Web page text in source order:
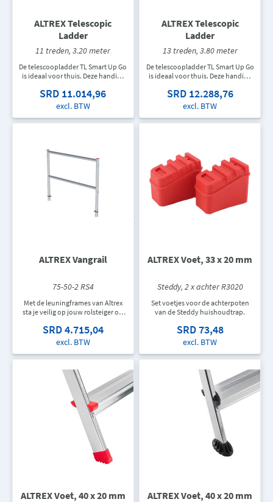
ALTREX Telescopic
Ladder
11 treden, 3.20 meter
De telescoopladder TL Smart Up Go
is ideaal voor thuis. Deze handige
variabel in te stellen werkhoogte.
Op de TL Smart Up Go sta je prettig
door het comfortabele stavlak met
een sportdiepte van 40 mm. De TL
SRD 11.014,96
excl. BTW
ALTREX Telescopic
Ladder
13 treden, 3.80 meter
De telescoopladder TL Smart Up Go
is ideaal voor thuis. Deze handige
variabel in te stellen werkhoogte.
Op de TL Smart Up Go sta je prettig
door het comfortabele stavlak met
een sportdiepte van 40 mm. De TL
SRD 12.288,76
excl. BTW
ALTREX Vangrail
75-50-2 RS4
Met de leuningframes van Altrex
sta je veilig op jouw rolsteiger op
leuningframes te plaatsen boven
het hoogste platform wordt de
veiligheid vergroot. De
leuningframes vormen namelijk
heuphoogte.
SRD 4.715,04
excl. BTW
ALTREX Voet, 33 x 20 mm
Steddy, 2 x achter R3020
Set voetjes voor de achterpoten
van de Steddy huishoudtrap.
SRD 73,48
excl. BTW
ALTREX Voet, 40 x 20 mm ALTREX Voet, 40 x 20 mm